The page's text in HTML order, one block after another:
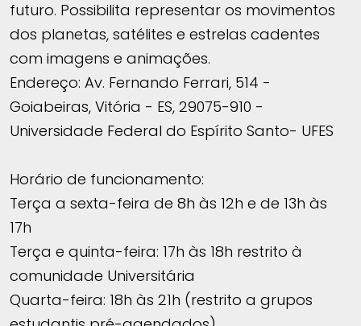
futuro. Possibilita representar os movimentos
dos planetas, satélites e estrelas cadentes
com imagens e animações.
Endereço: Av. Fernando Ferrari, 514 -
Goiabeiras, Vitória - ES, 29075-910 -
Universidade Federal do Espírito Santo- UFES
Horário de funcionamento:
Terça a sexta-feira de 8h às 12h e de 13h às
17h
Terça e quinta-feira: 17h às 18h restrito à
comunidade Universitária
Quarta-feira: 18h às 21h (restrito a grupos